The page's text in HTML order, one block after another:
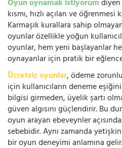
Oyun oynamak istiyorum
kısmı, hızlı açılan ve
Karmaşık kurallara sahip
oyunlar özellikle yoğun
oyunlar, hem yeni başlayanlar
oynayanlar için pratik bir
Ücretsiz oyunlar, ödeme
için kullanıcıların deneme
bilgisi girmeden, üyelik şartı
güven algısını güçlendirir. Bu
oyun arayan ebeveynler
sebebidir. Aynı zamanda
bir oyun deneyimi anlamına